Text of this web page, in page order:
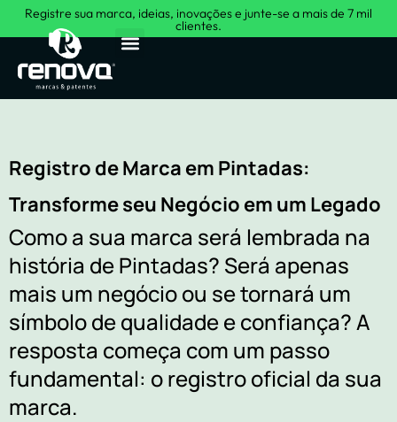
Registre sua marca, ideias, inovações e junte-se a mais de 7 mil
clientes.
Registro de Marca em Pintadas:
Transforme seu Negócio em um Legado
Como a sua marca será lembrada na
história de Pintadas? Será apenas
mais um negócio ou se tornará um
símbolo de qualidade e confiança? A
resposta começa com um passo
fundamental: o registro oficial da sua
marca.